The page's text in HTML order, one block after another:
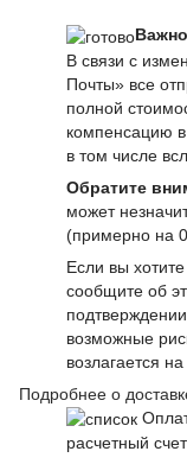
В связи с
Почты» все
полной
компенсацию
в том числе
Обратите
может
(примерно на
Если вы
сообщите об
возможные
возлагается
Подробнее о
расчетный